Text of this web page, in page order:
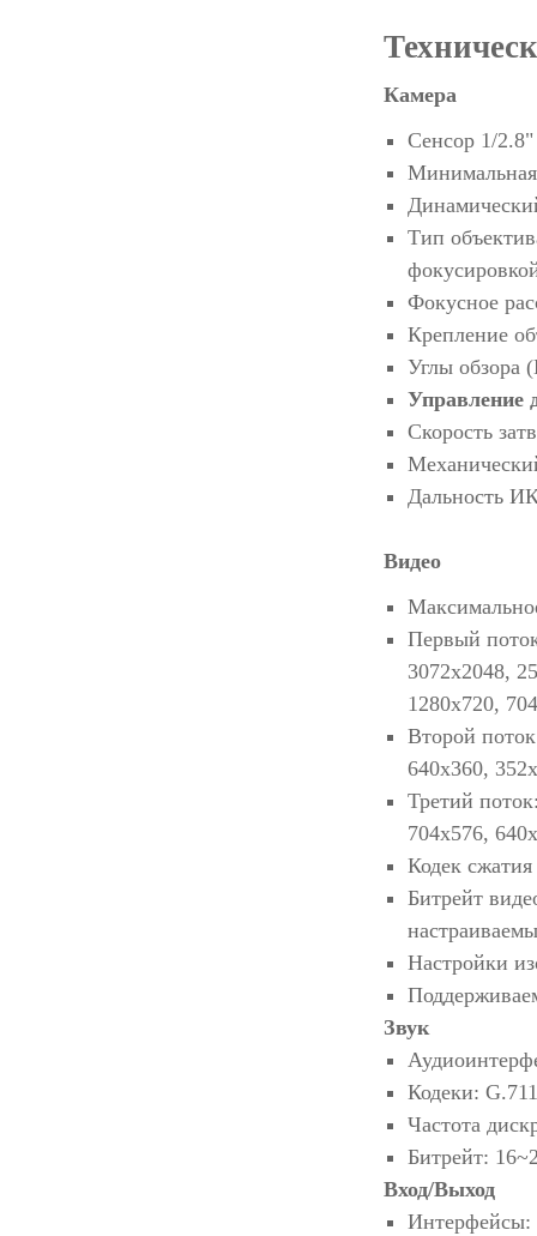
Камера
Сенсор 1/2.8"
Тип
Фокусное
Крепление
Углы обзора
Управление
Скорость
Дальность
Видео
Первый
3072x2048,
1280x720,
Второй
640x360,
Третий
704x576,
Кодек
Битрейт
Настройки
Звук
Кодеки:
Частота
Битрейт:
Вход/Выход
Интерфейсы: